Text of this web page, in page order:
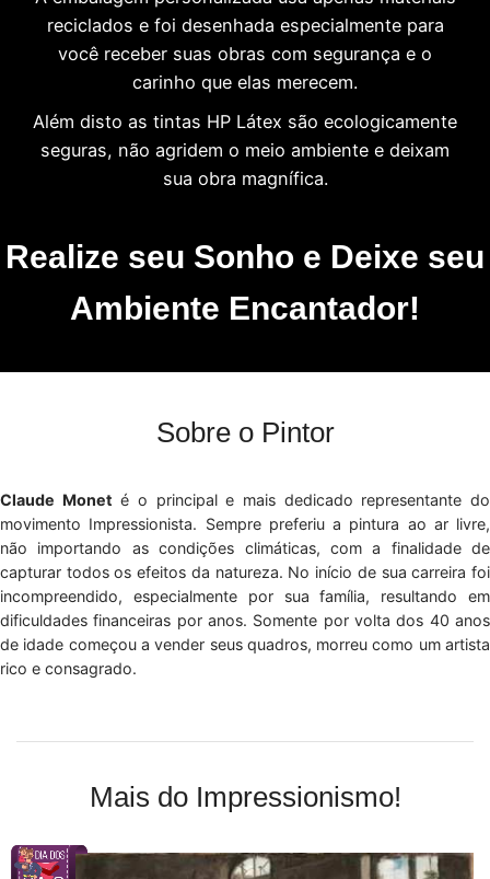
reciclados e foi desenhada especialmente para
você receber suas obras com segurança e o
carinho que elas merecem.
Além disto as tintas HP Látex são ecologicamente
seguras, não agridem o meio ambiente e deixam
sua obra magnífica.
Realize seu Sonho e Deixe seu
Ambiente Encantador!
Sobre o Pintor
Claude Monet é o principal e mais dedicado representante do
movimento Impressionista. Sempre preferiu a pintura ao ar livre,
não importando as condições climáticas, com a finalidade de
capturar todos os efeitos da natureza. No início de sua carreira foi
incompreendido, especialmente por sua família, resultando em
dificuldades financeiras por anos. Somente por volta dos 40 anos
de idade começou a vender seus quadros, morreu como um artista
rico e consagrado.
Mais do Impressionismo!